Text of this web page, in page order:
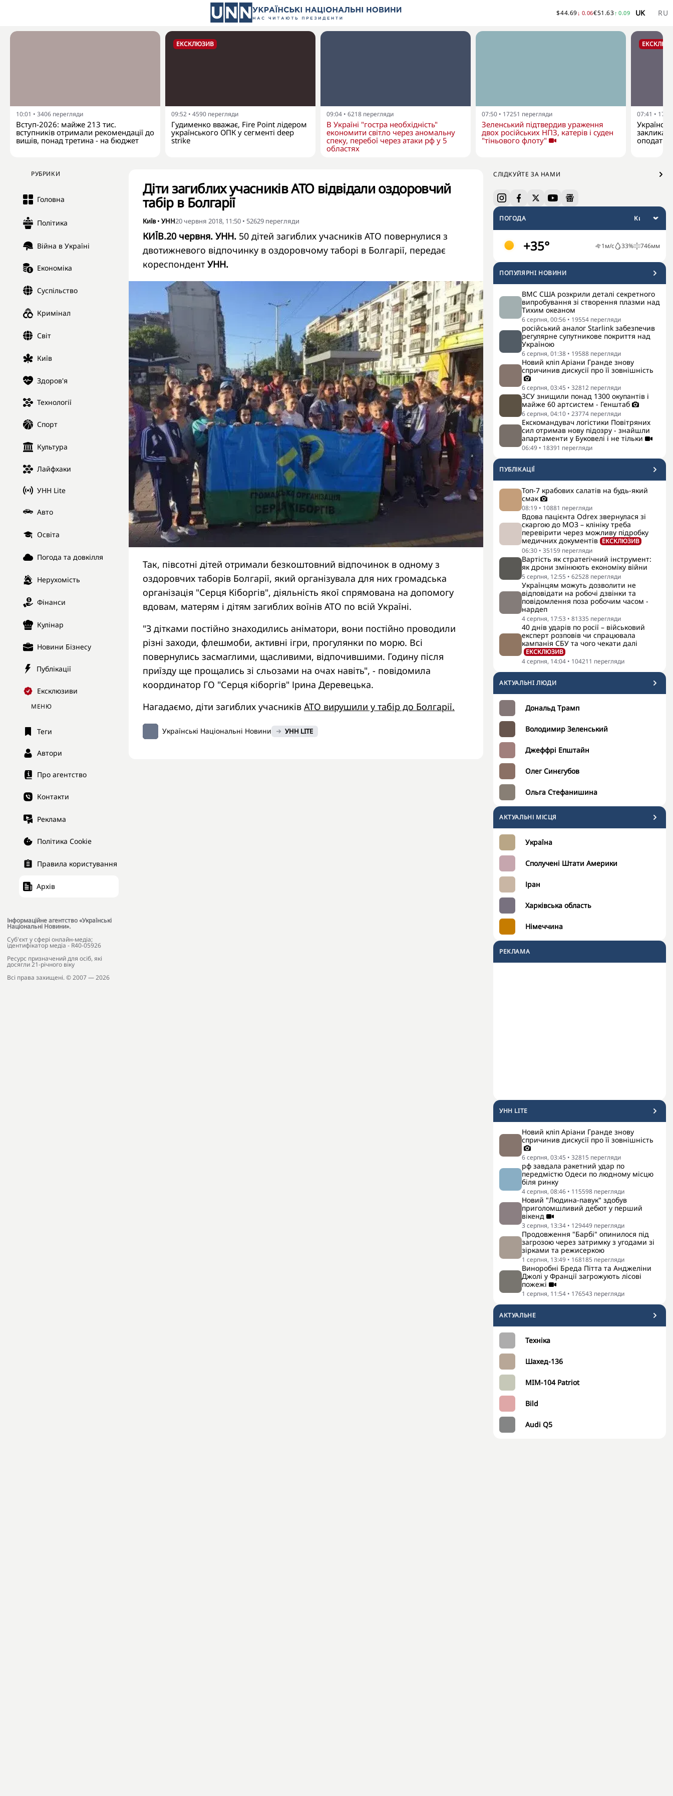
$44.69↓ 0.06€51.63↑ 0.09 UK RU
10:01 • 3406 перегляди
Вступ-2026: майже 213 тис.
вступників отримали рекомендації до
вишів, понад третина - на бюджет
ЕКСКЛЮЗИВ
09:52 • 4590 перегляди
Гудименко вважає, Fire Point лідером
українського ОПК у сегменті deep
strike
09:04 • 6218 перегляди
В Україні "гостра необхідність"
економити світло через аномальну
спеку, перебої через атаки рф у 5
областях
07:50 • 17251 перегляди
Зеленський підтвердив ураження
двох російських НПЗ, катерів і суден
"тіньового флоту"
07:41 •
закликає
РУБРИКИ
Головна
Політика
Війна в Україні
Економіка
Суспільство
Кримінал
Світ
Київ
Здоров'я
Технології
Спорт
Культура
Лайфхаки
УНН Lite
Авто
Освіта
Погода та довкілля
Нерухомість
Фінанси
Кулінар
Новини Бізнесу
Публікації
Ексклюзиви
МЕНЮ
Теги
Автори
Про агентство
Контакти
Реклама
Політика Cookie
Правила користування
Архів
Інформаційне агентство «Українські
Національні Новини».
Cуб'єкт у сфері онлайн-медіа;
ідентифікатор медіа - R40-05926
Ресурс призначений для осіб, які
досягли 21-річного віку
Всі права захищені. © 2007 — 2026
СЛІДКУЙТЕ ЗА НАМИ
ПОГОДА
+35° 1м/с 33% 746мм
ПОПУЛЯРНI НОВИНИ
ВМС США розкрили деталі секретного
випробування зі створення плазми над
Тихим океаном
6 серпня, 00:56 • 19554 перегляди
російський аналог Starlink забезпечив
регулярне супутникове покриття над
Україною
6 серпня, 01:38 • 19588 перегляди
Новий кліп Аріани Гранде знову
спричинив дискусії про її зовнішність
6 серпня, 03:45 • 32812 перегляди
ЗСУ знищили понад 1300 окупантів і
майже 60 артсистем - Генштаб
6 серпня, 04:10 • 23774 перегляди
Екскомандувач логістики Повітряних
сил отримав нову підозру - знайшли
апартаменти у Буковелі і не тільки
06:49 • 18391 перегляди
ПУБЛІКАЦІЇ
Топ-7 крабових салатів на будь-який
смак
08:19 • 10881 перегляди
Вдова пацієнта Odrex звернулася зі
скаргою до МОЗ – клініку треба
перевірити через можливу підробку
медичних документів ЕКСКЛЮЗИВ
06:30 • 35159 перегляди
Вартість як стратегічний інструмент:
як дрони змінюють економіку війни
5 серпня, 12:55 • 62528 перегляди
Українцям можуть дозволити не
відповідати на робочі дзвінки та
повідомлення поза робочим часом -
нардеп
4 серпня, 17:53 • 81335 перегляди
40 днів ударів по росії – військовий
експерт розповів чи спрацювала
кампанія СБУ та чого чекати далі
ЕКСКЛЮЗИВ
4 серпня, 14:04 • 104211 перегляди
АКТУАЛЬНI ЛЮДИ
Дональд Трамп
Володимир Зеленський
Джеффрі Епштайн
Олег Синєгубов
Ольга Стефанишина
АКТУАЛЬНІ МІСЦЯ
Україна
Сполучені Штати Америки
Іран
Харківська область
Німеччина
РЕКЛАМА
УНН LITE
Новий кліп Аріани Гранде знову
спричинив дискусії про її зовнішність
6 серпня, 03:45 • 32815 перегляди
рф завдала ракетний удар по
передмістю Одеси по людному місцю
біля ринку
4 серпня, 08:46 • 115598 перегляди
Новий "Людина-павук" здобув
приголомшливий дебют у перший
вікенд
3 серпня, 13:34 • 129449 перегляди
Продовження "Барбі" опинилося під
загрозою через затримку з угодами зі
зірками та режисеркою
1 серпня, 13:49 • 168185 перегляди
Виноробні Бреда Пітта та Анджеліни
Джолі у Франції загрожують лісові
пожежі
1 серпня, 11:54 • 176543 перегляди
АКТУАЛЬНЕ
Техніка
Шахед-136
MIM-104 Patriot
Bild
Audi Q5
Діти загиблих учасників АТО відвідали оздоровчий
табір в Болгарії
Київ• УНН20 червня 2018, 11:50 • 52629 перегляди
КИЇВ.20 червня. УНН. 50 дітей загиблих учасників АТО повернулися з
двотижневого відпочинку в оздоровчому таборі в Болгарії, передає
кореспондент УНН.
Так, півсотні дітей отримали безкоштовний відпочинок в одному з
оздоровчих таборів Болгарії, який організувала для них громадська
організація "Серця Кіборгів", діяльність якої спрямована на допомогу
вдовам, матерям і дітям загиблих воїнів АТО по всій Україні.
"З дітками постійно знаходились аніматори, вони постійно проводили
різні заходи, флешмоби, активні ігри, прогулянки по морю. Всі
повернулись засмаглими, щасливими, відпочившими. Годину після
приїзду ще прощались зі сльозами на очах навіть", - повідомила
координатор ГО "Серця кіборгів" Ірина Деревецька.
Нагадаємо, діти загиблих учасників АТО вирушили у табір до Болгарії.
Українські Національні Новини УНН LITE